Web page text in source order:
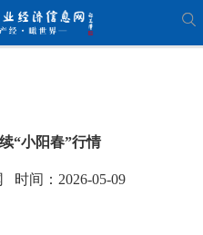
“小阳春”行情
时间：2026-05-09